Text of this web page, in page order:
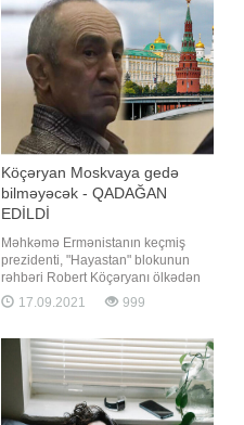
Köçəryan Moskvaya gedə
bilməyəcək - QADAĞAN
EDİLDİ
Məhkəmə Ermənistanın keçmiş
prezidenti, "Hayastan" blokunun
rəhbəri Robert Köçəryanı ölkədən
çıxmasını qadağan edib. APA-nın
məlumatına görə, bu barədə
xidməti məlumat yayıb. Bildirilib ki,
təxminən bir həftə əvvəl Rusiyanın
hakim "Vahid Rusiya"
17.09.2021 999